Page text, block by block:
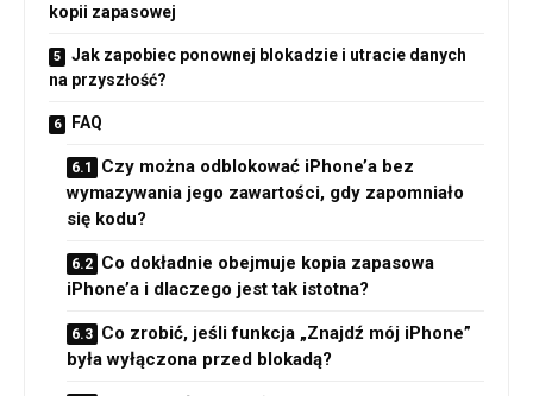
kopii zapasowej
Jak zapobiec ponownej blokadzie i utracie danych
na przyszłość?
FAQ
Czy można odblokować iPhone’a bez
wymazywania jego zawartości, gdy zapomniało
się kodu?
Co dokładnie obejmuje kopia zapasowa
iPhone’a i dlaczego jest tak istotna?
Co zrobić, jeśli funkcja „Znajdź mój iPhone”
była wyłączona przed blokadą?